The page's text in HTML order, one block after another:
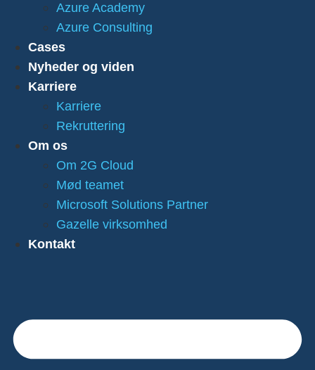
Azure Academy
Azure Consulting
Cases
Nyheder og viden
Karriere
Karriere
Rekruttering
Om os
Om 2G Cloud
Mød teamet
Microsoft Solutions Partner
Gazelle virksomhed
Kontakt